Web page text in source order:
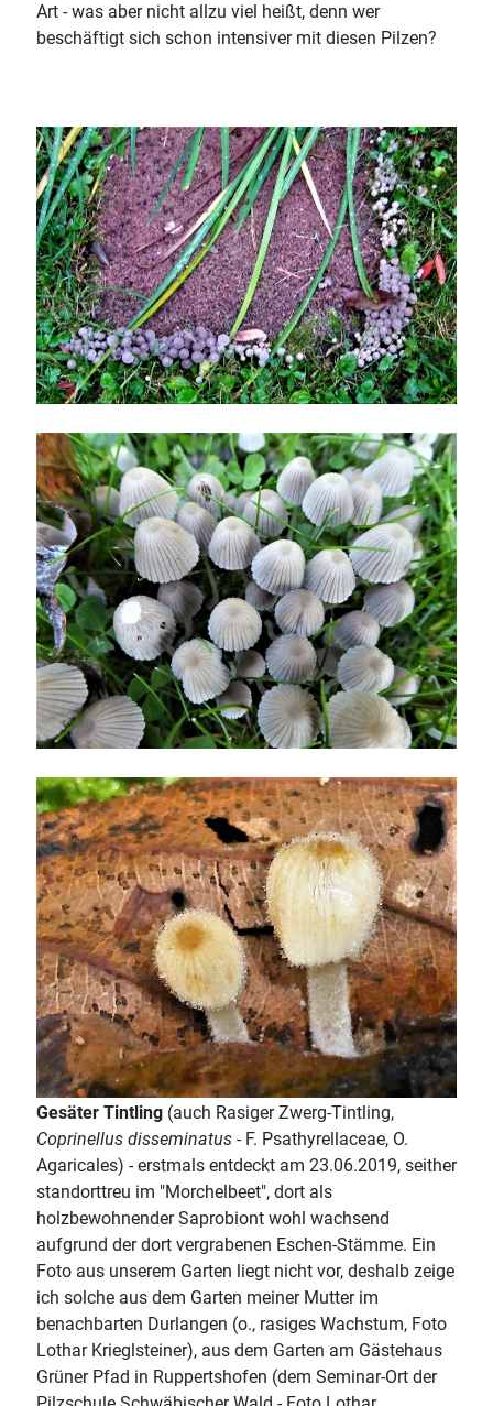
Art - was aber nicht allzu viel heißt, denn wer
beschäftigt sich schon intensiver mit diesen Pilzen?
Gesäter Tintling (auch Rasiger Zwerg-Tintling,
Coprinellus disseminatus - F. Psathyrellaceae, O.
Agaricales) - erstmals entdeckt am 23.06.2019, seither
standorttreu im "Morchelbeet", dort als
holzbewohnender Saprobiont wohl wachsend
aufgrund der dort vergrabenen Eschen-Stämme. Ein
Foto aus unserem Garten liegt nicht vor, deshalb zeige
ich solche aus dem Garten meiner Mutter im
benachbarten Durlangen (o., rasiges Wachstum, Foto
Lothar Krieglsteiner), aus dem Garten am Gästehaus
Grüner Pfad in Ruppertshofen (dem Seminar-Ort der